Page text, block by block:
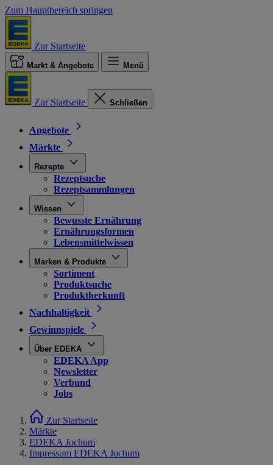
Zum Hauptbereich springen
Zur Startseite
Markt & Angebote Menü
Zur Startseite Schließen
Angebote
Märkte
Rezepte
Rezeptsuche
Rezeptsammlungen
Wissen
Bewusste Ernährung
Ernährungsformen
Lebensmittelwissen
Marken & Produkte
Sortiment
Produktsuche
Produktherkunft
Nachhaltigkeit
Gewinnspiele
Über EDEKA
EDEKA App
Newsletter
Verbund
Jobs
Zur Startseite
Märkte
EDEKA Jochum
Impressum EDEKA Jochum